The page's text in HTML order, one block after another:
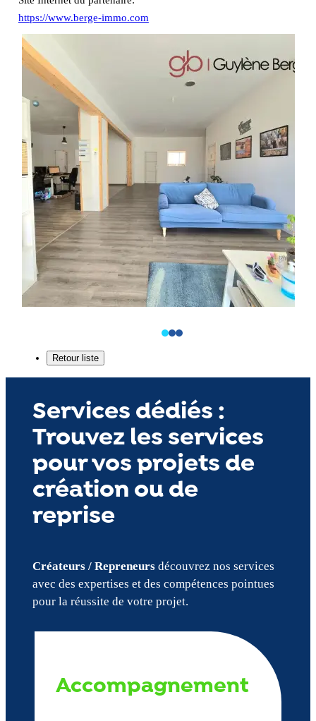
https://www.berge-immo.com
Services dédiés :
Trouvez les services
pour vos projets de
création ou de
reprise
Créateurs / Repreneursdécouvrez nos services
avec des expertises et des compétences pointues
pour la réussite de votre projet.
Accompagnement